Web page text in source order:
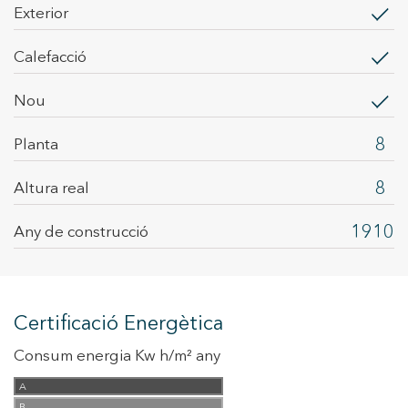
exterior
calefacció
Nou
Planta 8
Altura real 8
Any de construcció 1910
Certificació Energètica
Consum energia Kw h/m² any
A